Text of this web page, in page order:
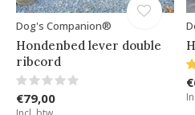
Dog's Companion®
Hondenbed lever double
ribcord
€79,00